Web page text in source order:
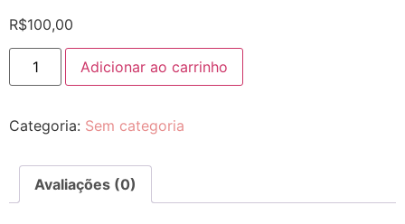
R$100,00
Adicionar ao carrinho
Categoria: Sem categoria
Avaliações (0)